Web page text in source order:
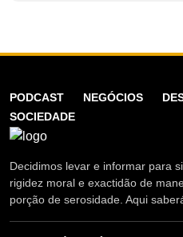
PODCAST NEGÓCIOS
SOCIEDADE
Decidimos levar e informar para
rigidez moral e exactidão de
porção de serosidade. Aqui